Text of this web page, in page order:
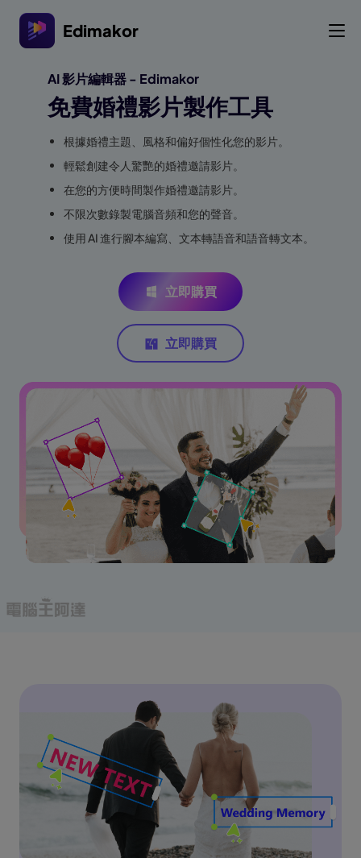
Edimakor
AI 影片編輯器 - Edimakor
免費婚禮影片製作工具
根據婚禮主題、風格和偏好個性化您的影片。
輕鬆創建令人驚艷的婚禮邀請影片。
在您的方便時間製作婚禮邀請影片。
不限次數錄製電腦音頻和您的聲音。
使用 AI 進行腳本編寫、文本轉語音和語音轉文本。
立即購買
立即購買